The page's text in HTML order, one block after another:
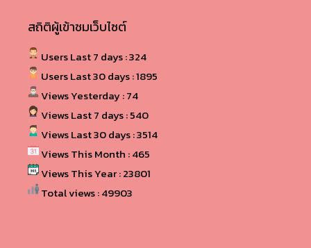
สถิติผู้เข้าชมเว็บไซต์
Users Last 7 days : 324
Users Last 30 days : 1895
Views Yesterday : 74
Views Last 7 days : 540
Views Last 30 days : 3514
Views This Month : 465
Views This Year : 23801
Total views : 49903